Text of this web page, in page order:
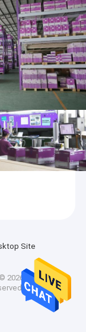
Site
2026 Guangzhou